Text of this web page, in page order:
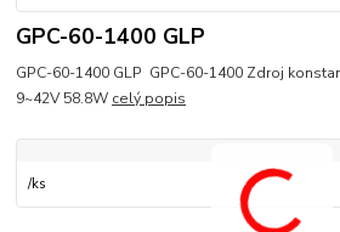
GPC-60-1400 GLP
GPC-60-1400 GLP GPC-60-1400 Zdroj
9~42V 58.8W celý popis
/ks